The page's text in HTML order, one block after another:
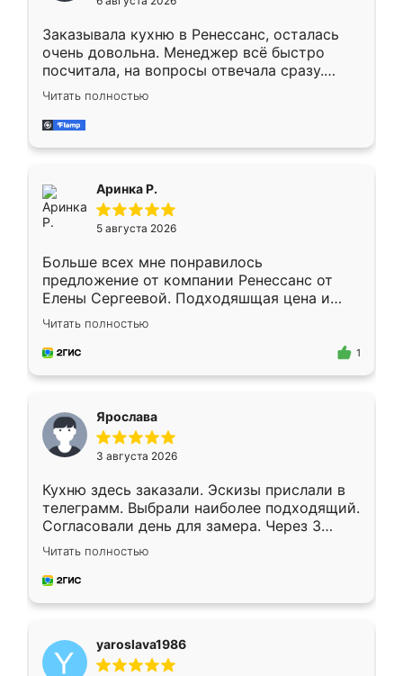
мебели буду заказывать только здесь.
Заказывала кухню в Ренессанс, осталась
очень довольна. Менеджер всё быстро
посчитала, на вопросы отвечала сразу.
Замерщик приехал в субботу, подошёл к
делу со всей ответственностью. Собрали
за день, ребята работали аккуратно, даже
Читать полностью
Аринка Р.
5 августа 2026
Больше всех мне понравилось
предложение от компании Ренессанс от
Елены Сергеевой. Подходяшщая цена и
короткие сроки изготовления. Приехавший
для замера сотрудник Владислав
предложил по моему эскизу самый
Читать полностью
1
Ярослава
3 августа 2026
Кухню здесь заказали. Эскизы прислали в
телеграмм. Выбрали наиболее подходящий.
Согласовали день для замера. Через 3
недели кухня была уже готова. Остались
довольны работой. Спасибо Ренессанс
мебель за качественную работу!
Читать полностью
yaroslava1986